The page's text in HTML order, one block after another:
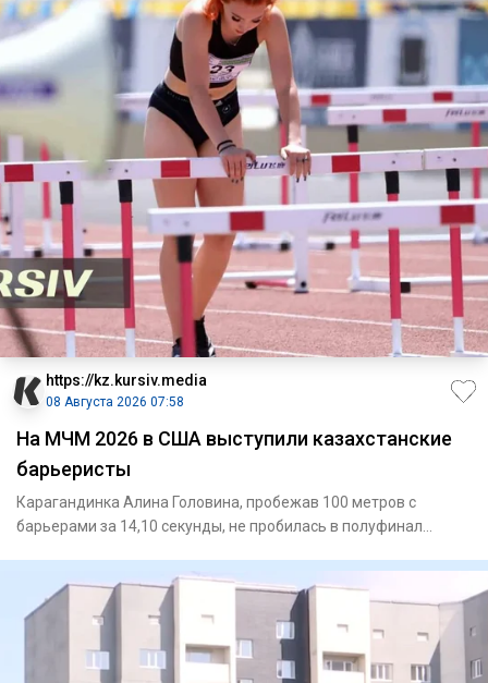
https://kz.kursiv.media
08 Августа 2026 07:58
На МЧМ 2026 в США выступили казахстанские
барьеристы
Карагандинка Алина Головина, пробежав 100 метров с
барьерами за 14,10 секунды, не пробилась в полуфинал